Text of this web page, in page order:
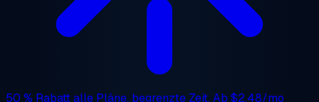
50 % Rabattalle Pläne, begrenzte Zeit. Ab $2.48/mo